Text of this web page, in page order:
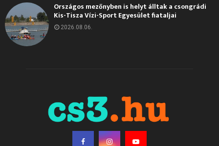
Országos mezőnyben is helyt álltak a csongrádi
Kis-Tisza Vízi-Sport Egyesület fiataljai
2026.08.06.